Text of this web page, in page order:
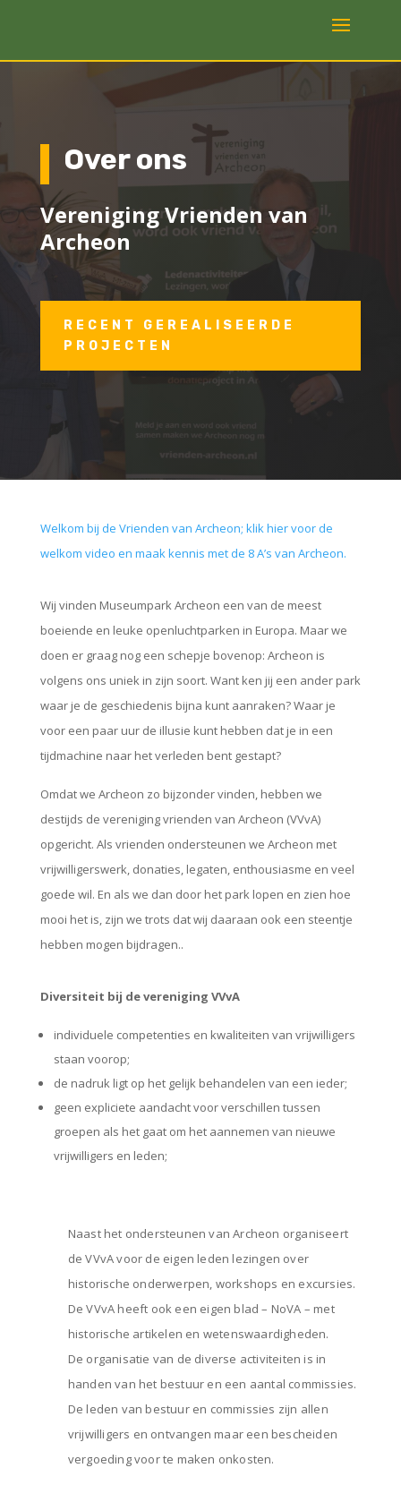
Over ons
Vereniging Vrienden van
Archeon
RECENT GEREALISEERDE
PROJECTEN
Welkom bij de Vrienden van Archeon; klik hier voor de
welkom video en maak kennis met de 8 A’s van Archeon.
Wij vinden Museumpark Archeon een van de meest
boeiende en leuke openluchtparken in Europa. Maar we
doen er graag nog een schepje bovenop: Archeon is
volgens ons uniek in zijn soort. Want ken jij een ander park
waar je de geschiedenis bijna kunt aanraken? Waar je
voor een paar uur de illusie kunt hebben dat je in een
tijdmachine naar het verleden bent gestapt?
Omdat we Archeon zo bijzonder vinden, hebben we
destijds de vereniging vrienden van Archeon (VVvA)
opgericht. Als vrienden ondersteunen we Archeon met
vrijwilligerswerk, donaties, legaten, enthousiasme en veel
goede wil. En als we dan door het park lopen en zien hoe
mooi het is, zijn we trots dat wij daaraan ook een steentje
hebben mogen bijdragen..
Diversiteit bij de vereniging VVvA
individuele competenties en kwaliteiten van vrijwilligers
staan voorop;
de nadruk ligt op het gelijk behandelen van een ieder;
geen expliciete aandacht voor verschillen tussen
groepen als het gaat om het aannemen van nieuwe
vrijwilligers en leden;
Naast het ondersteunen van Archeon organiseert
de VVvA voor de eigen leden lezingen over
historische onderwerpen, workshops en excursies.
De VVvA heeft ook een eigen blad – NoVA – met
historische artikelen en wetenswaardigheden.
De organisatie van de diverse activiteiten is in
handen van het bestuur en een aantal commissies.
De leden van bestuur en commissies zijn allen
vrijwilligers en ontvangen maar een bescheiden
vergoeding voor te maken onkosten.